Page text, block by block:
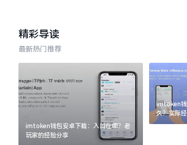
精彩导读
最新热门推荐
imtoken钱包安卓下载：入口在哪？老
玩家的经验分享
imtoken钱
久？实际